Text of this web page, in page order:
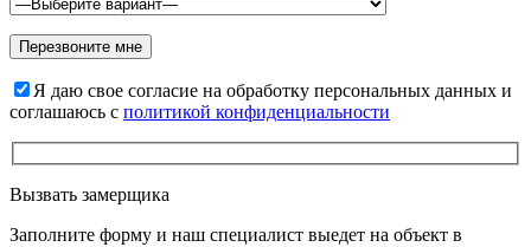
Я даю свое согласие на обработку персональных данных и
соглашаюсь с политикой конфиденциальности
Вызвать замерщика
Заполните форму и наш специалист выедет на объект в